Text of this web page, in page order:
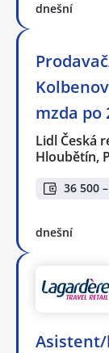
dnešní
mzda po
Lidl Česká
Hloubětín,
36 500
dnešní